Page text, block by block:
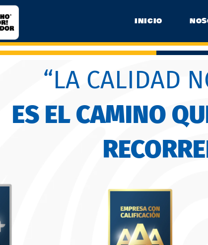
INICIO
“LA CALIDAD
ES EL CAMINO